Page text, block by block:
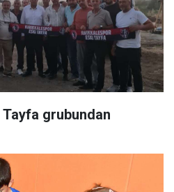
Tayfa grubundan